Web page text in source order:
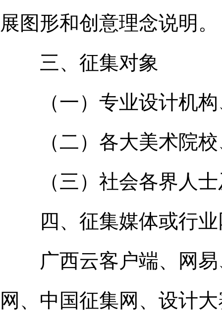
展图形和创意理念说明。
三、征集对象
（一）专业设计机构
（二）各大美术院校
（三）社会各界人士
四、征集媒体或行业
广西云客户端、网易
网、中国征集网、设计